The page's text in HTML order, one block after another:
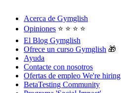
Acerca de Gymglish
Opiniones ⭐️ ⭐️ ⭐️ ⭐️
El Blog Gymglish
Ofrece un curso Gymglish 🎁
Ayuda
Contacte con nosotros
Ofertas de empleo We're hiring
BetaTesting Community